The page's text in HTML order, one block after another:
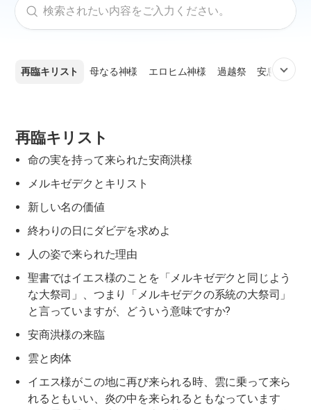
再臨キリスト 母なる神様 エロヒム神様 過越祭 安息日
再臨キリスト
命の実を持って来られた安商洪様
メルキゼデクとキリスト
新しい名の価値
終わりの日にダビデを求めよ
人の姿で来られた理由
聖書ではイエス様のことを「メルキゼデクと同じよう
な大祭司」、つまり「メルキゼデクの系統の大祭司」
と言っていますが、どういう意味ですか?
安商洪様の来臨
雲と肉体
イエス様がこの地に再び来られる時、雲に乗って来ら
れるともいい、炎の中を来られるともなっています